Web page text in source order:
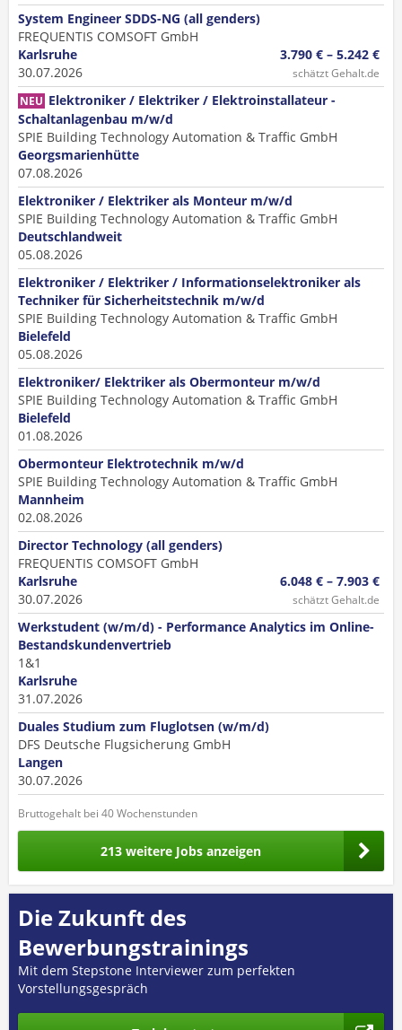
System Engineer SDDS-NG (all genders)
FREQUENTIS COMSOFT GmbH
Karlsruhe
30.07.2026
3.790 € – 5.242 €
schätzt Gehalt.de
NEU Elektroniker / Elektriker / Elektroinstallateur -
Schaltanlagenbau m/w/d
SPIE Building Technology Automation & Traffic GmbH
Georgsmarienhütte
07.08.2026
Elektroniker / Elektriker als Monteur m/w/d
SPIE Building Technology Automation & Traffic GmbH
Deutschlandweit
05.08.2026
Elektroniker / Elektriker / Informationselektroniker als
Techniker für Sicherheitstechnik m/w/d
SPIE Building Technology Automation & Traffic GmbH
Bielefeld
05.08.2026
Elektroniker/ Elektriker als Obermonteur m/w/d
SPIE Building Technology Automation & Traffic GmbH
Bielefeld
01.08.2026
Obermonteur Elektrotechnik m/w/d
SPIE Building Technology Automation & Traffic GmbH
Mannheim
02.08.2026
Director Technology (all genders)
FREQUENTIS COMSOFT GmbH
Karlsruhe
30.07.2026
6.048 € – 7.903 €
schätzt Gehalt.de
Werkstudent (w/m/d) - Performance Analytics im Online-
Bestandskundenvertrieb
1&1
Karlsruhe
31.07.2026
Duales Studium zum Fluglotsen (w/m/d)
DFS Deutsche Flugsicherung GmbH
Langen
30.07.2026
Bruttogehalt bei 40 Wochenstunden
213 weitere Jobs anzeigen
Die Zukunft des
Bewerbungstrainings
Mit dem Stepstone Interviewer zum perfekten
Vorstellungsgespräch